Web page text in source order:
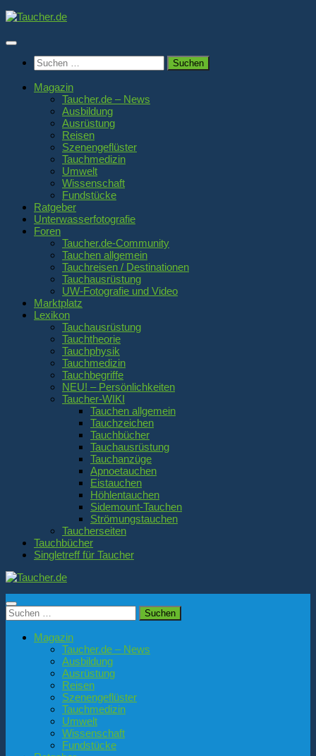
Zum
springen
Suchen
nach:
Magazin
Taucher.de – News
Ausbildung
Ausrüstung
Reisen
Szenengeflüster
Tauchmedizin
Umwelt
Wissenschaft
Fundstücke
Ratgeber
Unterwasserfotografie
Foren
Taucher.de-Community
Tauchen allgemein
Tauchreisen / Destinationen
Tauchausrüstung
UW-Fotografie und Video
Marktplatz
Lexikon
Tauchausrüstung
Tauchtheorie
Tauchphysik
Tauchmedizin
Tauchbegriffe
NEU! – Persönlichkeiten
Taucher-WIKI
Tauchen allgemein
Tauchzeichen
Tauchbücher
Tauchausrüstung
Tauchanzüge
Apnoetauchen
Eistauchen
Höhlentauchen
Sidemount-Tauchen
Strömungstauchen
Taucherseiten
Tauchbücher
Singletreff für Taucher
Suchen
nach:
Magazin
Taucher.de – News
Ausbildung
Ausrüstung
Reisen
Szenengeflüster
Tauchmedizin
Umwelt
Wissenschaft
Fundstücke